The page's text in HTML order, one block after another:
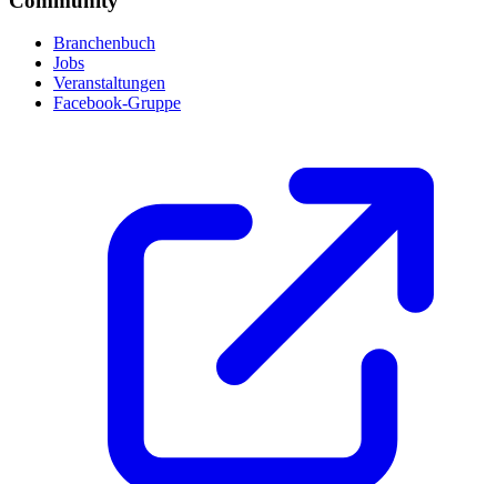
Branchenbuch
Jobs
Veranstaltungen
Facebook-Gruppe